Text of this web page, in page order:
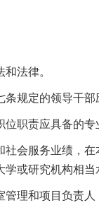
法律。
规定的领导干部
职责应具备的专
社会服务业绩，
或研究机构相当
理和项目负责人